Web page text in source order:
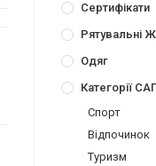
Сертифікати
Рятувальні
Одяг
Категорії
Спорт
Відпочинок
Туризм